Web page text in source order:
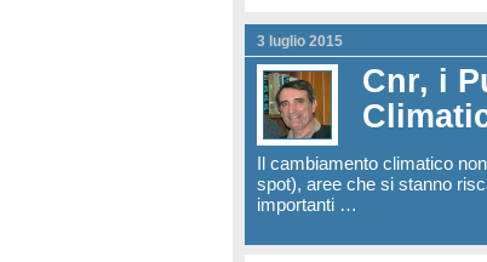
3 luglio 2015
Cnr, i
Il cambiamento climatico
spot), aree che si stanno
importanti …